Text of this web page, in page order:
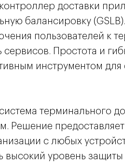
доставки
балансировку
пользователей к
сервисов. Простота и
инструментом
терминального
Решение
с любых
высокий уровень